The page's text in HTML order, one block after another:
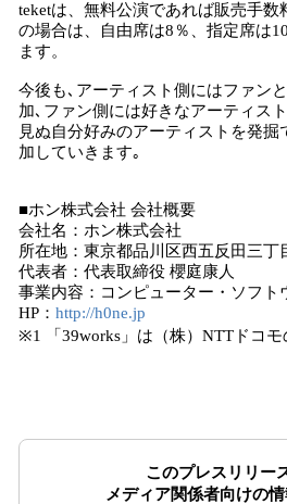
teketは、無料公演であれば販売手
の場合は、自由席は8％、指定席は
ます。
今後も､アーティスト側にはファン
加､ファン側には好きなアーティス
見ぬ自分好みのアーティストを発掘
加していきます｡
■ホン株式会社 会社概要
会社名：ホン株式会社
所在地：東京都品川区西五反田三丁
代表者：代表取締役 櫻庭康人
事業内容：コンピューター・ソフト
HP： http://h0ne.jp
※1 「39works」は（株）NTTドコモ
このプレスリリー
メディア関係者向けの